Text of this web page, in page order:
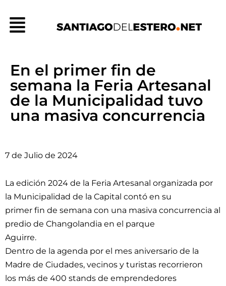
contenido
Menú
En el primer fin de
semana la Feria Artesanal
de la Municipalidad tuvo
una masiva concurrencia
7 de Julio de 2024
La edición 2024 de la Feria Artesanal organizada por
la Municipalidad de la Capital contó en su
primer fin de semana con una masiva concurrencia al
predio de Changolandia en el parque
Aguirre.
Dentro de la agenda por el mes aniversario de la
Madre de Ciudades, vecinos y turistas recorrieron
los más de 400 stands de emprendedores